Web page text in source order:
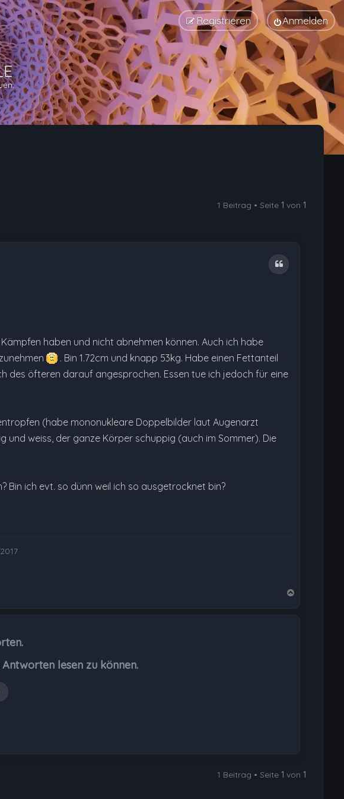
Anmelden
Registrieren
1 Beitrag • Seite1 von1
Zitat
haben und nicht abnehmen können. Auch ich habe
. Bin 1.72cm und knapp 53kg. Habe einen Fettanteil
des öfteren darauf angesprochen. Essen tue ich jedoch für eine
(habe mononukleare Doppelbilder laut Augenarzt
weiss, der ganze Körper schuppig (auch im Sommer). Die
Bin ich evt. so dünn weil ich so ausgetrocknet bin?
lesen zu können.
1 Beitrag • Seite1 von1